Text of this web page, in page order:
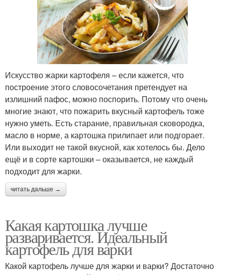
Искусство жарки картофеля – если кажется, что
построение этого словосочетания претендует на
излишний пафос, можно поспорить. Потому что очень
многие знают, что пожарить вкусный картофель тоже
нужно уметь. Есть старание, правильная сковородка,
масло в норме, а картошка прилипает или подгорает.
Или выходит не такой вкусной, как хотелось бы. Дело
ещё и в сорте картошки – оказывается, не каждый
подходит для жарки.
читать дальше →
Какая картошка лучше
разваривается. Идеальный
картофель для варки
Какой картофель лучше для жарки и варки? Достаточно